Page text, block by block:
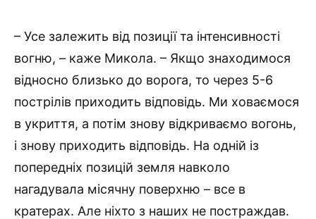
– Усе залежить від позиції та інтенсивності
вогню, – каже Микола. – Якщо знаходимося
відносно близько до ворога, то через 5-6
пострілів приходить відповідь. Ми ховаємося
в укриття, а потім знову відкриваємо вогонь,
і знову приходить відповідь. На одній із
попередніх позицій земля навколо
нагадувала місячну поверхню – все в
кратерах. Але ніхто з наших не постраждав.